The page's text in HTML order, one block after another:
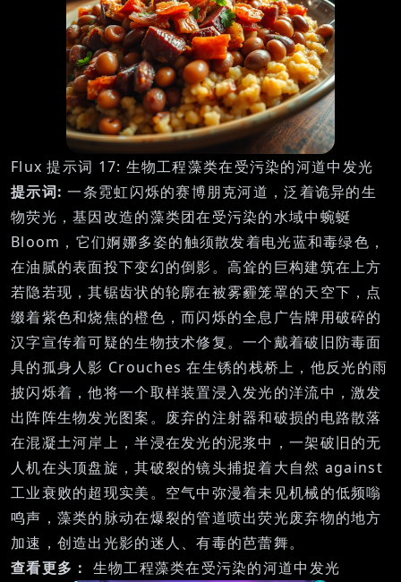
Flux 提示词 17: 生物工程藻类在受污染的河道中发光
提示词: 一条霓虹闪烁的赛博朋克河道，泛着诡异的生
物荧光，基因改造的藻类团在受污染的水域中蜿蜒
Bloom，它们婀娜多姿的触须散发着电光蓝和毒绿色，
在油腻的表面投下变幻的倒影。高耸的巨构建筑在上方
若隐若现，其锯齿状的轮廓在被雾霾笼罩的天空下，点
缀着紫色和烧焦的橙色，而闪烁的全息广告牌用破碎的
汉字宣传着可疑的生物技术修复。一个戴着破旧防毒面
具的孤身人影 Crouches 在生锈的栈桥上，他反光的雨
披闪烁着，他将一个取样装置浸入发光的洋流中，激发
出阵阵生物发光图案。废弃的注射器和破损的电路散落
在混凝土河岸上，半浸在发光的泥浆中，一架破旧的无
人机在头顶盘旋，其破裂的镜头捕捉着大自然 against
工业衰败的超现实美。空气中弥漫着未见机械的低频嗡
鸣声，藻类的脉动在爆裂的管道喷出荧光废弃物的地方
加速，创造出光影的迷人、有毒的芭蕾舞。
查看更多： 生物工程藻类在受污染的河道中发光